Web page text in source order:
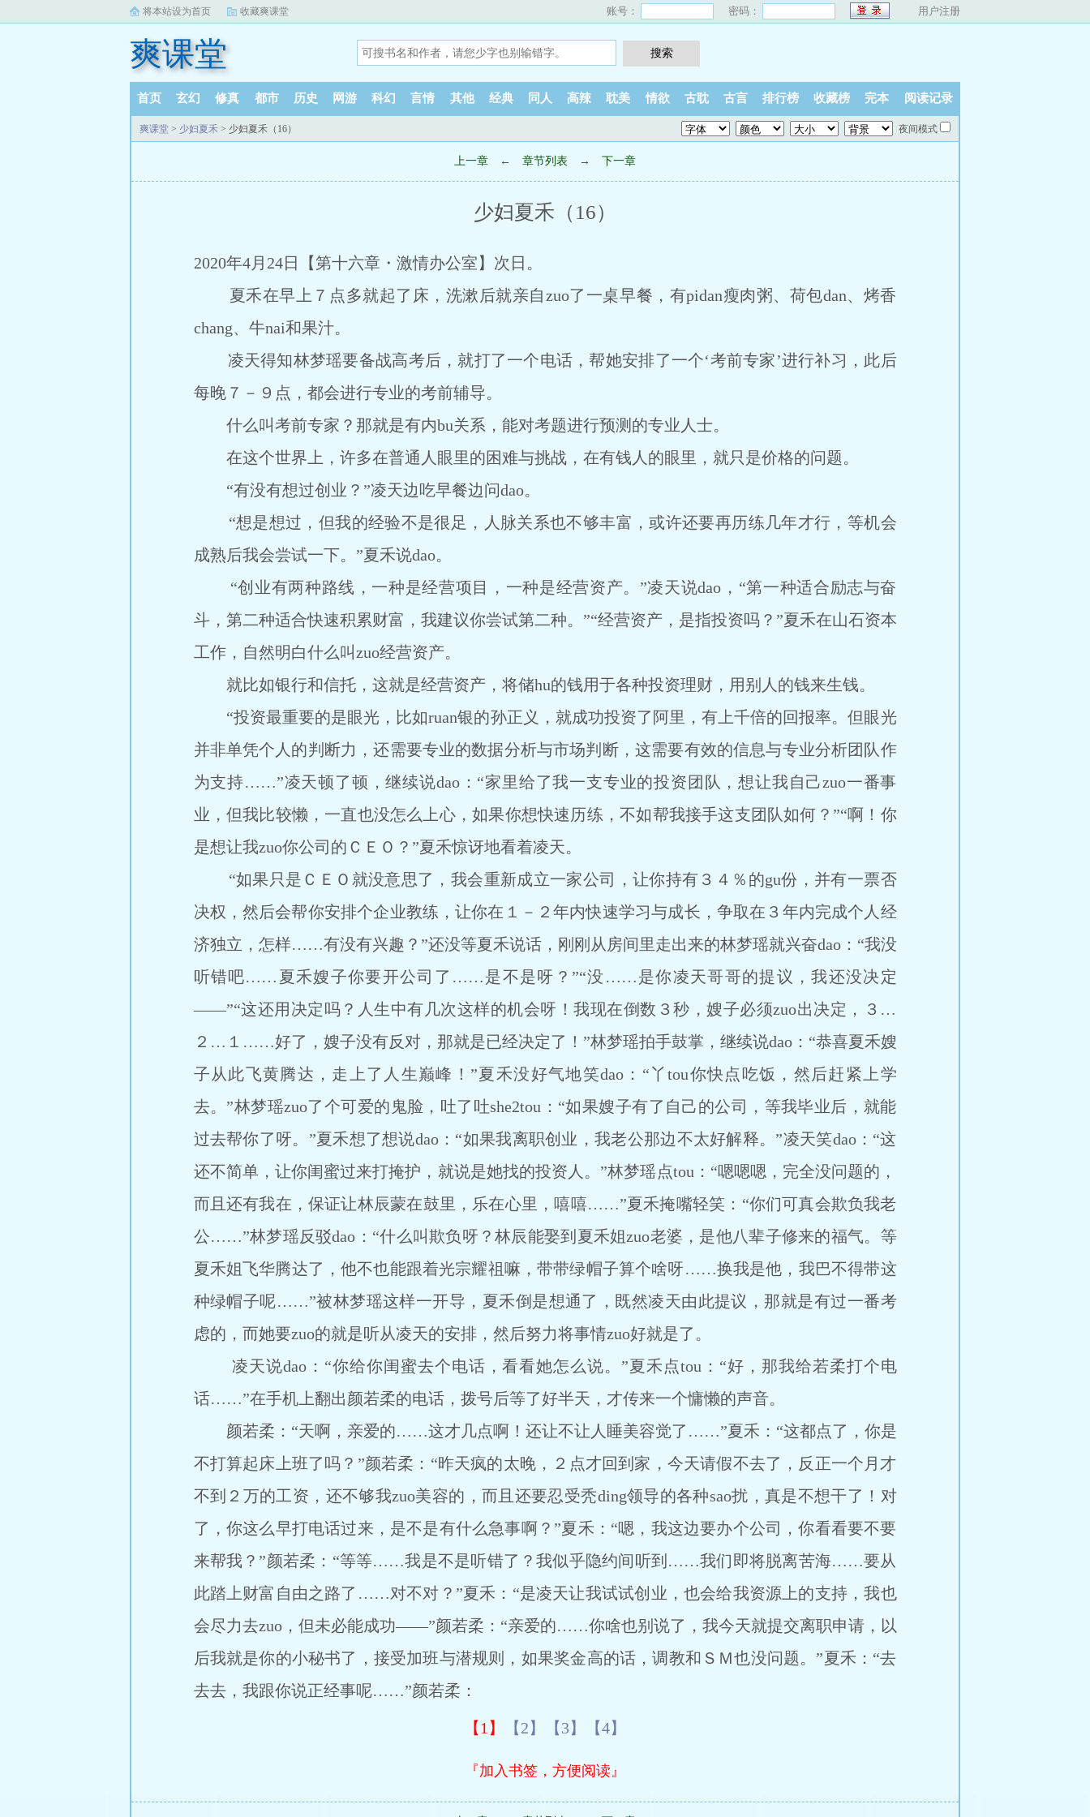
将本站设为首页 收藏爽课堂 账号： 密码： 用户注册
爽课堂
首页 玄幻 修真 都市 历史 网游 科幻 言情 其他 经典 同人 高辣 耽美 情欲 古耽 古言 排行榜 收藏榜 完本 阅读记录
爽课堂 > 少妇夏禾 > 少妇夏禾（16） 夜间模式
上一章 ← 章节列表 → 下一章
少妇夏禾（16）
2020年4月24日【第十六章・激情办公室】次日。
夏禾在早上７点多就起了床，洗漱后就亲自zuo了一桌早餐，有pidan瘦肉粥、荷包dan、烤香
chang、牛nai和果汁。
凌天得知林梦瑶要备战高考后，就打了一个电话，帮她安排了一个‘考前专家’进行补习，此后
每晚７－９点，都会进行专业的考前辅导。
什么叫考前专家？那就是有内bu关系，能对考题进行预测的专业人士。
在这个世界上，许多在普通人眼里的困难与挑战，在有钱人的眼里，就只是价格的问题。
“有没有想过创业？”凌天边吃早餐边问dao。
“想是想过，但我的经验不是很足，人脉关系也不够丰富，或许还要再历练几年才行，等机会
成熟后我会尝试一下。”夏禾说dao。
“创业有两种路线，一种是经营项目，一种是经营资产。”凌天说dao，“第一种适合励志与奋
斗，第二种适合快速积累财富，我建议你尝试第二种。”“经营资产，是指投资吗？”夏禾在山石资本
工作，自然明白什么叫zuo经营资产。
就比如银行和信托，这就是经营资产，将储hu的钱用于各种投资理财，用别人的钱来生钱。
“投资最重要的是眼光，比如ruan银的孙正义，就成功投资了阿里，有上千倍的回报率。但眼光
并非单凭个人的判断力，还需要专业的数据分析与市场判断，这需要有效的信息与专业分析团队作
为支持……”凌天顿了顿，继续说dao：“家里给了我一支专业的投资团队，想让我自己zuo一番事
业，但我比较懒，一直也没怎么上心，如果你想快速历练，不如帮我接手这支团队如何？”“啊！你
是想让我zuo你公司的ＣＥＯ？”夏禾惊讶地看着凌天。
“如果只是ＣＥＯ就没意思了，我会重新成立一家公司，让你持有３４％的gu份，并有一票否
决权，然后会帮你安排个企业教练，让你在１－２年内快速学习与成长，争取在３年内完成个人经
济独立，怎样……有没有兴趣？”还没等夏禾说话，刚刚从房间里走出来的林梦瑶就兴奋dao：“我没
听错吧……夏禾嫂子你要开公司了……是不是呀？”“没……是你凌天哥哥的提议，我还没决定
――”“这还用决定吗？人生中有几次这样的机会呀！我现在倒数３秒，嫂子必须zuo出决定，３…
２…１……好了，嫂子没有反对，那就是已经决定了！”林梦瑶拍手鼓掌，继续说dao：“恭喜夏禾嫂
子从此飞黄腾达，走上了人生巅峰！”夏禾没好气地笑dao：“丫tou你快点吃饭，然后赶紧上学
去。”林梦瑶zuo了个可爱的鬼脸，吐了吐she2tou：“如果嫂子有了自己的公司，等我毕业后，就能
过去帮你了呀。”夏禾想了想说dao：“如果我离职创业，我老公那边不太好解释。”凌天笑dao：“这
还不简单，让你闺蜜过来打掩护，就说是她找的投资人。”林梦瑶点tou：“嗯嗯嗯，完全没问题的，
而且还有我在，保证让林辰蒙在鼓里，乐在心里，嘻嘻……”夏禾掩嘴轻笑：“你们可真会欺负我老
公……”林梦瑶反驳dao：“什么叫欺负呀？林辰能娶到夏禾姐zuo老婆，是他八辈子修来的福气。等
夏禾姐飞华腾达了，他不也能跟着光宗耀祖嘛，带带绿帽子算个啥呀……换我是他，我巴不得带这
种绿帽子呢……”被林梦瑶这样一开导，夏禾倒是想通了，既然凌天由此提议，那就是有过一番考
虑的，而她要zuo的就是听从凌天的安排，然后努力将事情zuo好就是了。
凌天说dao：“你给你闺蜜去个电话，看看她怎么说。”夏禾点tou：“好，那我给若柔打个电
话……”在手机上翻出颜若柔的电话，拨号后等了好半天，才传来一个慵懒的声音。
颜若柔：“天啊，亲爱的……这才几点啊！还让不让人睡美容觉了……”夏禾：“这都点了，你是
不打算起床上班了吗？”颜若柔：“昨天疯的太晚，２点才回到家，今天请假不去了，反正一个月才
不到２万的工资，还不够我zuo美容的，而且还要忍受秃ding领导的各种sao扰，真是不想干了！对
了，你这么早打电话过来，是不是有什么急事啊？”夏禾：“嗯，我这边要办个公司，你看看要不要
来帮我？”颜若柔：“等等……我是不是听错了？我似乎隐约间听到……我们即将脱离苦海……要从
此踏上财富自由之路了……对不对？”夏禾：“是凌天让我试试创业，也会给我资源上的支持，我也
会尽力去zuo，但未必能成功――”颜若柔：“亲爱的……你啥也别说了，我今天就提交离职申请，以
后我就是你的小秘书了，接受加班与潜规则，如果奖金高的话，调教和ＳＭ也没问题。”夏禾：“去
去去，我跟你说正经事呢……”颜若柔：
【1】 【2】 【3】 【4】
『加入书签，方便阅读』